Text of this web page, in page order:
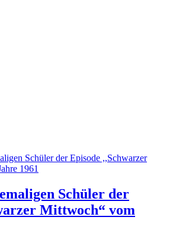
Schüler der Episode ,,Schwarzer
1961
Schüler der
Mittwoch“ vom